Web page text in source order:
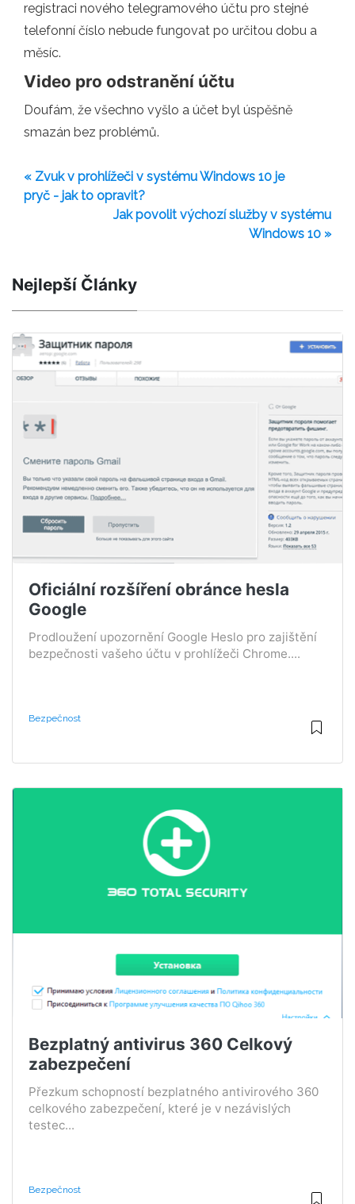
registraci nového telegramového účtu pro stejné
telefonní číslo nebude fungovat po určitou dobu a
měsíc.
Video pro odstranění účtu
Doufám, že všechno vyšlo a účet byl úspěšně
smazán bez problémů.
« Zvuk v prohlížeči v systému Windows 10 je
pryč - jak to opravit?
Jak povolit výchozí služby v systému
Windows 10 »
Nejlepší Články
Oficiální rozšíření obránce hesla
Google
Prodloužení upozornění Google Heslo pro zajištění
bezpečnosti vašeho účtu v prohlížeči Chrome....
Bezpečnost
Bezplatný antivirus 360 Celkový
zabezpečení
Přezkum schopností bezplatného antivirového 360
celkového zabezpečení, které je v nezávislých
testec...
Bezpečnost